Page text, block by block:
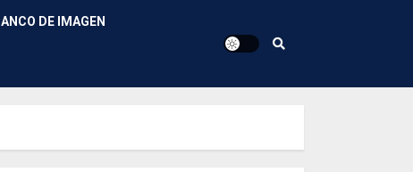
DE IMAGEN